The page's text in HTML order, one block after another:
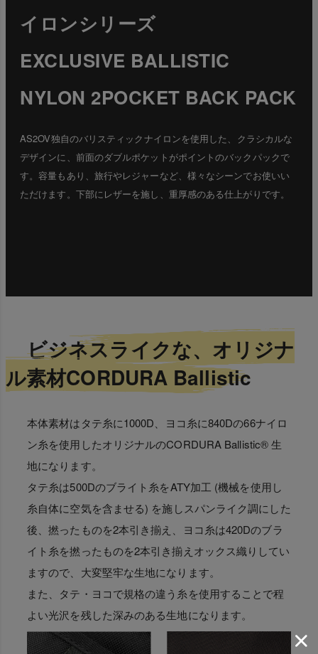
イロンシリーズ
EXCLUSIVE BALLISTIC
NYLON 2POCKET BACK PACK
AS2OV独自のバリスティックナイロンを使用した、クラシカルな
デザインに、前面のダブルポケットがポイントのバックパックで
す。容量もあり、旅行やレジャーなど、様々なシーンでお使いい
ただけます。下部にレザーを施し、重厚感のある仕上がりです。
ビジネスライクな、オリジナ
ル素材CORDURA Ballistic
本体素材はタテ糸に1000D、ヨコ糸に840Dの66ナイロ
ン糸を使用したオリジナルのCORDURA Ballistic® 生
地になります。
タテ糸は500Dのブライト糸をATY加工 (機械を使用し
糸自体に空気を含ませる) を施しスパンライク調にした
後、撚ったものを2本引き揃え、ヨコ糸は420Dのブラ
イト糸を撚ったものを2本引き揃えオックス織りしてい
ますので、大変堅牢な生地になります。
また、タテ・ヨコで規格の違う糸を使用することで程
よい光沢を残した深みのある生地になります。